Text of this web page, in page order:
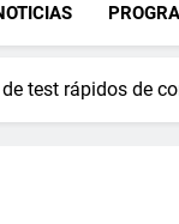
test rápidos de